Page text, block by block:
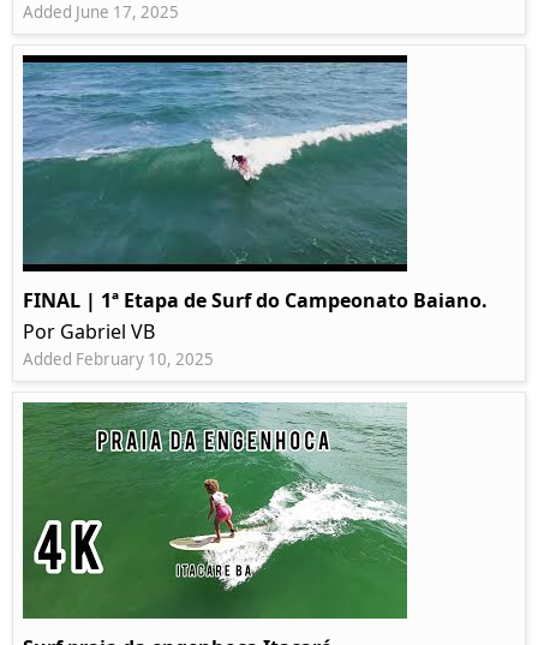
Added June 17, 2025
FINAL | 1ª Etapa de Surf do Campeonato Baiano.
Por Gabriel VB
Added February 10, 2025